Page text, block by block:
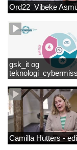
Ord22_Vibeke
gsk_it og
Camilla Hutters -